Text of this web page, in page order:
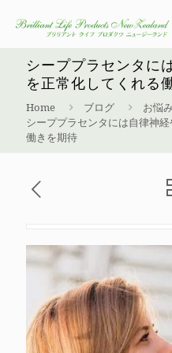
シーププラセンタに
を正常化してくれる
Home ブログ
お悩
シーププラセンタには自律神
働きを期待